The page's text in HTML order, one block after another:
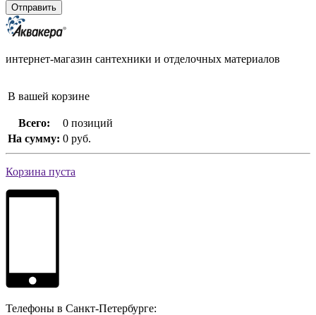
интернет-магазин сантехники и отделочных материалов
В вашей корзине
Всего:
0 позиций
На сумму: 0 руб.
Корзина пуста
Телефоны в Санкт-Петербурге: